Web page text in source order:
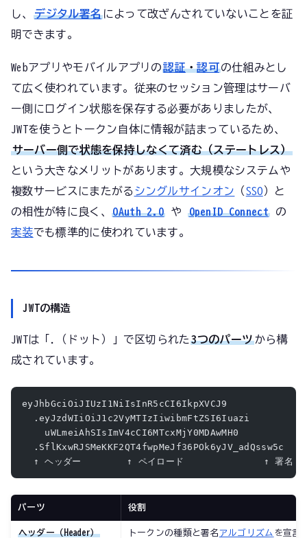
し、 デジタル署名によって改ざんされていないことを証
明できます。
Webアプリやモバイルアプリの 認証・認可の仕組みとし
て広く使われています。従来のセッション管理はサーバ
ー側にログイン状態を保存する必要がありましたが、
JWTを使うとトークン自体に情報が詰まっているため、
サーバー側で状態を保持しなくて済む（ステートレス）
という大きなメリットがあります。大規模なシステムや
複数サービスにまたがる シングルサインオン （ SSO ）と
の相性が特に良く、 OAuth 2.0や OpenID Connectの
実装でも標準的に使われています。
JWTの構造
JWTは「.（ドット）」で区切られた 3つのパーツから構
成されています。
eyJhbGciOiJIUzI1NiIsInR5cCI6IkpXVCJ9
  .eyJzdWIiOiJ1c2VyMTIzIiwibmFtZSI6Iuazi
    uWLmeiAhSIsImV4cCI6MTcxMjY0MDAwMH0
  .SflKxwRJSMeKKF2QT4fwpMeJf36POk6yJV_adQssw5c
  ↑ ヘッダー        ↑ ペイロード              ↑ 署名
パーツ 役割
ヘッダー（Header） トークンの種類と署名アルゴリズム を宣言